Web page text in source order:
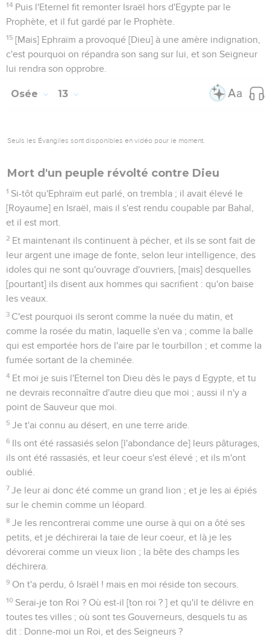
14 Puis l'Eternel fit remonter Israël hors d'Egypte par le
Prophète, et il fut gardé par le Prophète.
15 [Mais] Ephraïm a provoqué [Dieu] à une amère indignation,
c'est pourquoi on répandra son sang sur lui, et son Seigneur
lui rendra son opprobre.
Osée 13
Seuls les Évangiles sont disponibles en vidéo pour le moment.
Mort d'un peuple révolté contre Dieu
1 Si-tôt qu'Ephraïm eut parlé, on trembla ; il avait élevé le
[Royaume] en Israël, mais il s'est rendu coupable par Bahal,
et il est mort.
2 Et maintenant ils continuent à pécher, et ils se sont fait de
leur argent une image de fonte, selon leur intelligence, des
idoles qui ne sont qu'ouvrage d'ouvriers, [mais] desquelles
[pourtant] ils disent aux hommes qui sacrifient : qu'on baise
les veaux.
3 C'est pourquoi ils seront comme la nuée du matin, et
comme la rosée du matin, laquelle s'en va ; comme la balle
qui est emportée hors de l'aire par le tourbillon ; et comme la
fumée sortant de la cheminée.
4 Et moi je suis l'Eternel ton Dieu dès le pays d Egypte, et tu
ne devrais reconnaître d'autre dieu que moi ; aussi il n'y a
point de Sauveur que moi.
5 Je t'ai connu au désert, en une terre aride.
6 Ils ont été rassasiés selon [l'abondance de] leurs pâturages,
ils ont été rassasiés, et leur coeur s'est élevé ; et ils m'ont
oublié.
7 Je leur ai donc été comme un grand lion ; et je les ai épiés
sur le chemin comme un léopard.
8 Je les rencontrerai comme une ourse à qui on a ôté ses
petits, et je déchirerai la taie de leur coeur, et là je les
dévorerai comme un vieux lion ; la bête des champs les
déchirera.
9 On t'a perdu, ô Israël ! mais en moi réside ton secours.
10 Serai-je ton Roi ? Où est-il [ton roi ? ] et qu'il te délivre en
toutes tes villes ; où sont tes Gouverneurs, desquels tu as
dit : Donne-moi un Roi, et des Seigneurs ?